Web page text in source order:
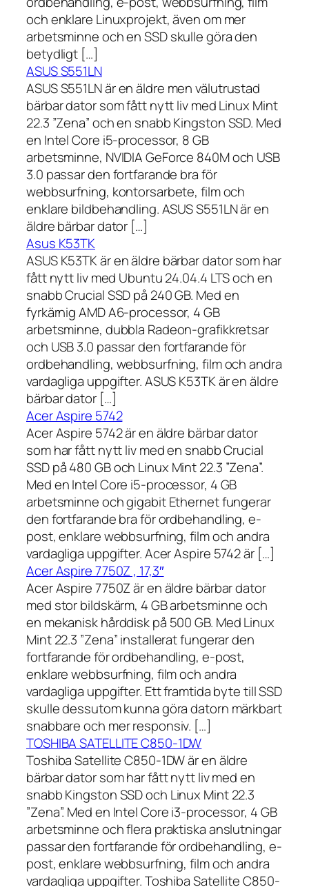
och enklare Linuxprojekt, även om mer
arbetsminne och en SSD skulle göra den
betydligt […]
ASUS S551LN
ASUS S551LN är en äldre men välutrustad
bärbar dator som fått nytt liv med Linux Mint
22.3 ”Zena” och en snabb Kingston SSD. Med
en Intel Core i5-processor, 8 GB
arbetsminne, NVIDIA GeForce 840M och USB
3.0 passar den fortfarande bra för
webbsurfning, kontorsarbete, film och
enklare bildbehandling. ASUS S551LN är en
äldre bärbar dator […]
Asus K53TK
ASUS K53TK är en äldre bärbar dator som har
fått nytt liv med Ubuntu 24.04.4 LTS och en
snabb Crucial SSD på 240 GB. Med en
fyrkärnig AMD A6-processor, 4 GB
arbetsminne, dubbla Radeon-grafikkretsar
och USB 3.0 passar den fortfarande för
ordbehandling, webbsurfning, film och andra
vardagliga uppgifter. ASUS K53TK är en äldre
bärbar dator […]
Acer Aspire 5742
Acer Aspire 5742 är en äldre bärbar dator
som har fått nytt liv med en snabb Crucial
SSD på 480 GB och Linux Mint 22.3 ”Zena”.
Med en Intel Core i5-processor, 4 GB
arbetsminne och gigabit Ethernet fungerar
den fortfarande bra för ordbehandling, e-
post, enklare webbsurfning, film och andra
vardagliga uppgifter. Acer Aspire 5742 är […]
Acer Aspire 7750Z , 17,3″
Acer Aspire 7750Z är en äldre bärbar dator
med stor bildskärm, 4 GB arbetsminne och
en mekanisk hårddisk på 500 GB. Med Linux
Mint 22.3 ”Zena” installerat fungerar den
fortfarande för ordbehandling, e-post,
enklare webbsurfning, film och andra
vardagliga uppgifter. Ett framtida byte till SSD
skulle dessutom kunna göra datorn märkbart
snabbare och mer responsiv. […]
TOSHIBA SATELLITE C850-1DW
Toshiba Satellite C850-1DW är en äldre
bärbar dator som har fått nytt liv med en
snabb Kingston SSD och Linux Mint 22.3
”Zena”. Med en Intel Core i3-processor, 4 GB
arbetsminne och flera praktiska anslutningar
passar den fortfarande för ordbehandling, e-
post, enklare webbsurfning, film och andra
vardagliga uppgifter. Toshiba Satellite C850-